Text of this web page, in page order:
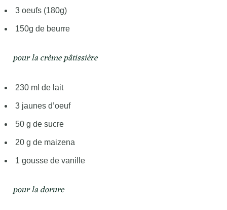
3 oeufs (180g)
150g de beurre
pour la crème pâtissière
230 ml de lait
3 jaunes d’oeuf
50 g de sucre
20 g de maizena
1 gousse de vanille
pour la dorure